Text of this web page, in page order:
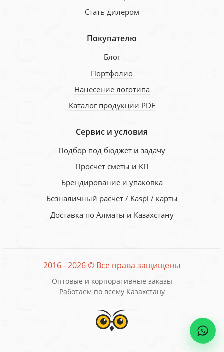
Стать дилером
Покупателю
Блог
Портфолио
Нанесение логотипа
Каталог продукции PDF
Сервис и условия
Подбор под бюджет и задачу
Просчет сметы и КП
Брендирование и упаковка
Безналичный расчет / Kaspi / карты
Доставка по Алматы и Казахстану
2016 - 2026 © Все права защищены
Оптовые и корпоративные заказы
Работаем по всему Казахстану